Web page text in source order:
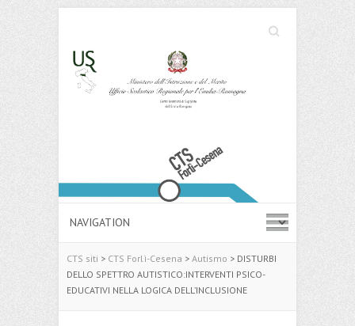
Search
Cerca
CTS siti > CTS Forlì-Cesena > Autismo > DISTURBI
DELLO SPETTRO AUTISTICO:INTERVENTI PSICO-
EDUCATIVI NELLA LOGICA DELL’INCLUSIONE